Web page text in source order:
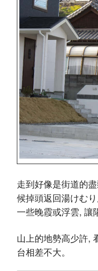
走到好像是街道的
候掉頭返回湯けむ
一些晚霞或浮雲, 讓
山上的地勢高少許,
台相差不大。